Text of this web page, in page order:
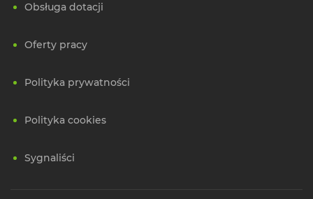
Obsługa dotacji
Oferty pracy
Polityka prywatności
Polityka cookies
Sygnaliści